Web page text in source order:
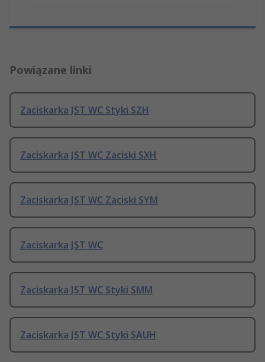
Powiązane linki
Zaciskarka JST WC Styki SZH
Zaciskarka JST WC Zaciski SXH
Zaciskarka JST WC Zaciski SYM
Zaciskarka JST WC
Zaciskarka JST WC Styki SMM
Zaciskarka JST WC Styki SAUH